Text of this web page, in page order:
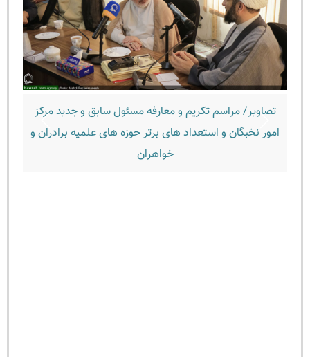
مراسم تکریم و معارفه مسئول سابق و جدید مرکز
نخبگان و استعداد های برتر حوزه های علمیه برادران و
خواهران